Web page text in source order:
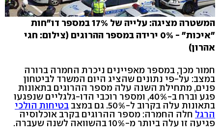
המשטרה מציגה: עלייה של 17% במספר דו"חות
"איכות" - 0% ירידה במספר ההרוגים (צילום: חגי
אהרון)
חמור מכך, במספר מאפיינים ניכרת החמרה ברורה
במצב: על-פי נתונים שהציג היום המשרד לביטחון
פנים, מתחילת השנה עלה מספר ההרוגים בתאונות
פגע וברח ב-40%, ומספר רוכבי הדו-גלגליים שנפגעו
בתאונות עלה בקרוב ל-50%. גם במצב בטיחות הולכי
הרגל חלה החמרה: מספר ההרוגים בקרב אוכלוסיה
פגיעה זו עלה ביותר מ-10% בהשוואה לשנה שעברה.